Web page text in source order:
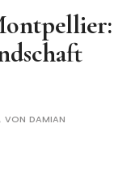
VON DAMIAN